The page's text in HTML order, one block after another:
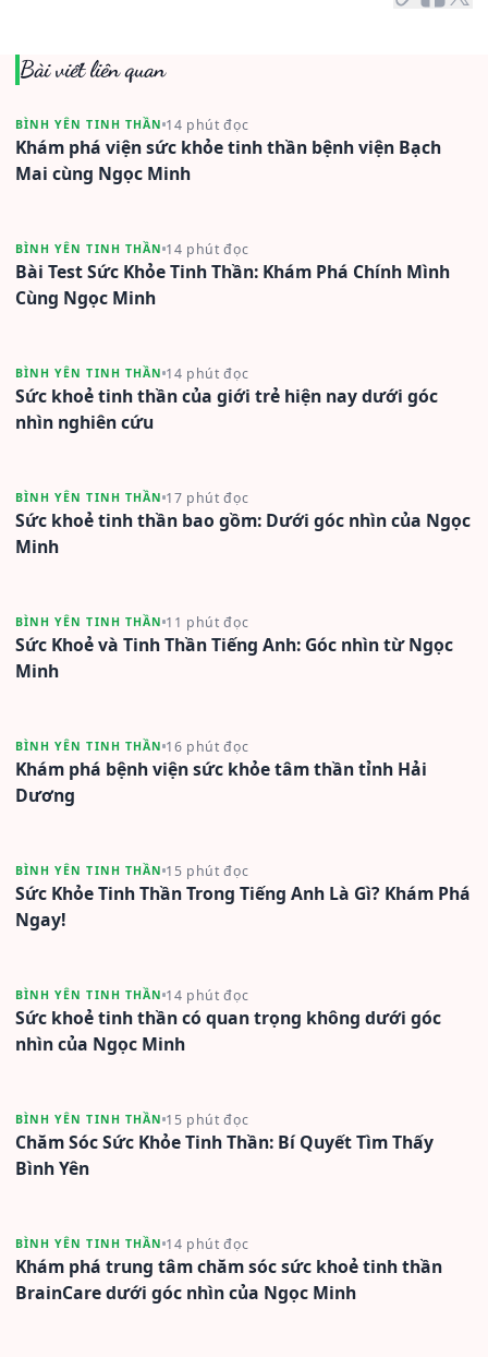
Bài viết liên quan
BÌNH YÊN TINH THẦN 14 phút đọc
Khám phá viện sức khỏe tinh thần bệnh viện Bạch
Mai cùng Ngọc Minh
BÌNH YÊN TINH THẦN 14 phút đọc
Bài Test Sức Khỏe Tinh Thần: Khám Phá Chính Mình
Cùng Ngọc Minh
BÌNH YÊN TINH THẦN 14 phút đọc
Sức khoẻ tinh thần của giới trẻ hiện nay dưới góc
nhìn nghiên cứu
BÌNH YÊN TINH THẦN 17 phút đọc
Sức khoẻ tinh thần bao gồm: Dưới góc nhìn của Ngọc
Minh
BÌNH YÊN TINH THẦN 11 phút đọc
Sức Khoẻ và Tinh Thần Tiếng Anh: Góc nhìn từ Ngọc
Minh
BÌNH YÊN TINH THẦN 16 phút đọc
Khám phá bệnh viện sức khỏe tâm thần tỉnh Hải
Dương
BÌNH YÊN TINH THẦN 15 phút đọc
Sức Khỏe Tinh Thần Trong Tiếng Anh Là Gì? Khám Phá
Ngay!
BÌNH YÊN TINH THẦN 14 phút đọc
Sức khoẻ tinh thần có quan trọng không dưới góc
nhìn của Ngọc Minh
BÌNH YÊN TINH THẦN 15 phút đọc
Chăm Sóc Sức Khỏe Tinh Thần: Bí Quyết Tìm Thấy
Bình Yên
BÌNH YÊN TINH THẦN 14 phút đọc
Khám phá trung tâm chăm sóc sức khoẻ tinh thần
BrainCare dưới góc nhìn của Ngọc Minh